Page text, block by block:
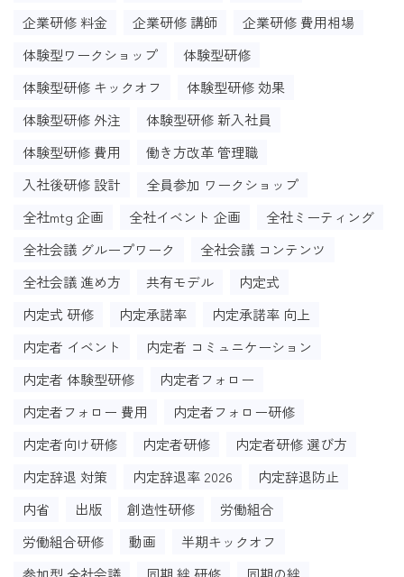
企業研修 料金
企業研修 講師
企業研修 費用相場
体験型ワークショップ
体験型研修
体験型研修 キックオフ
体験型研修 効果
体験型研修 外注
体験型研修 新入社員
体験型研修 費用
働き方改革 管理職
入社後研修 設計
全員参加 ワークショップ
全社mtg 企画
全社イベント 企画
全社ミーティング
全社会議 グループワーク
全社会議 コンテンツ
全社会議 進め方
共有モデル
内定式
内定式 研修
内定承諾率
内定承諾率 向上
内定者 イベント
内定者 コミュニケーション
内定者 体験型研修
内定者フォロー
内定者フォロー 費用
内定者フォロー研修
内定者向け研修
内定者研修
内定者研修 選び方
内定辞退 対策
内定辞退率 2026
内定辞退防止
内省
出版 創造性研修
労働組合
労働組合研修
動画
半期キックオフ